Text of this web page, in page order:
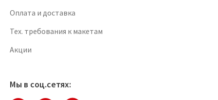
Оплата и доставка
Тех. требования к макетам
Акции
Мы в соц.сетях: